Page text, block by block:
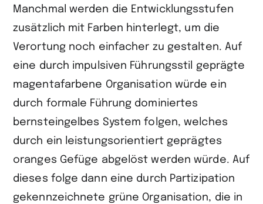
Manchmal werden die Entwicklungsstufen
zusätzlich mit Farben hinterlegt, um die
Verortung noch einfacher zu gestalten. Auf
eine durch impulsiven Führungsstil geprägte
magentafarbene Organisation würde ein
durch formale Führung dominiertes
bernsteingelbes System folgen, welches
durch ein leistungsorientiert geprägtes
oranges Gefüge abgelöst werden würde. Auf
dieses folge dann eine durch Partizipation
gekennzeichnete grüne Organisation, die in